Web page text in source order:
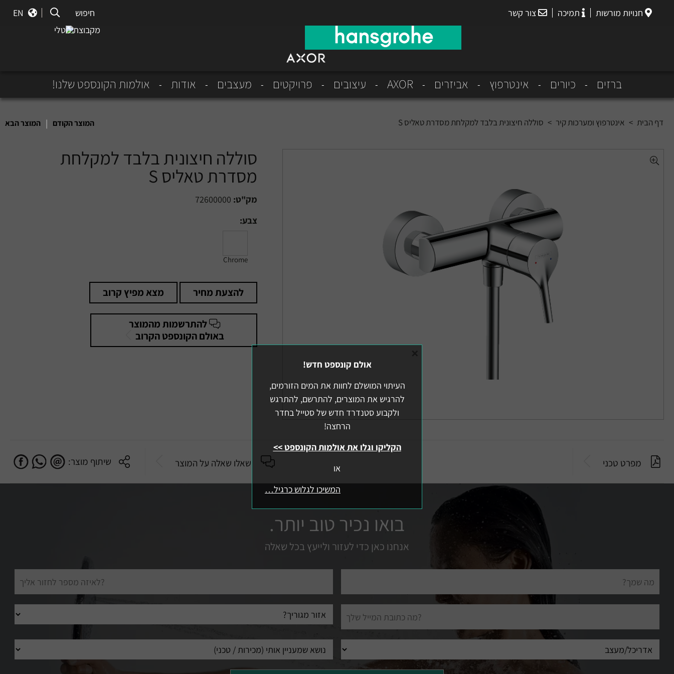
חנויות מורשות תמיכה צור קשר חיפוש
EN
מקבוצת נוטלי
ברזים כיורים אינטרפוץ אביזרים AXOR עיצובים פרויקטים מעצבים אודות אולמות הקונספט שלנו!
דף הבית > אינטרפוץ ומערכות קיר > סוללה חיצונית בלבד למקלחת מסדרת טאליס S המוצר הקודם | המוצר הבא
סוללה חיצונית בלבד למקלחת
מסדרת טאליס S
מק"ט: 72600000
צבע:
Chrome
להצעת מחיר מצא מפיץ קרוב
להתרשמות מהמוצר
באולם הקונספט הקרוב
מפרט טכני שאלו שאלה על המוצר שיתוף מוצר:
בואו נכיר טוב יותר.
אנחנו כאן כדי לעזור ולייעץ בכל שאלה
מלא
עיר
מגורים
אולם קונספט חדש!
העיתוי המושלם לחוות את המים הזורמים,
להרגיש את המוצרים, להתרשם, להתרגש
ולקבוע סטנדרד חדש של סטייל בחדר
הרחצה!
הקליקו וגלו את אולמות הקונספט >>
או
המשיכו לגלוש כרגיל…